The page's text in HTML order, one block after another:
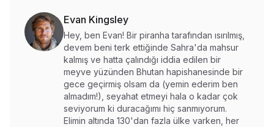
Evan Kingsley
Hey, ben Evan! Bir piranha tarafından ısırılmış,
devem beni terk ettiğinde Sahra'da mahsur
kalmış ve hatta çalındığı iddia edilen bir
meyve yüzünden Bhutan hapishanesinde bir
gece geçirmiş olsam da (yemin ederim ben
almadım!), seyahat etmeyi hala o kadar çok
seviyorum ki duracağımı hiç sanmıyorum.
Elimin altında 130'dan fazla ülke varken, her